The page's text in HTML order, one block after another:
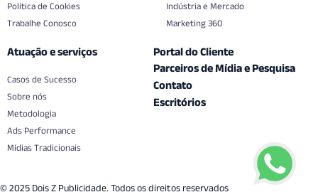
Política de Cookies
Trabalhe Conosco
Indústria e Mercado
Marketing 360
Atuação e serviços
Casos de Sucesso
Sobre nós
Metodologia
Ads Performance
Mídias Tradicionais
Portal do Cliente
Parceiros de Mídia e Pesquisa
Contato
Escritórios
© 2025 Dois Z Publicidade. Todos os direitos reservados